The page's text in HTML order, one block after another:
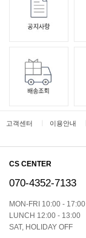
고객센터 이용안내
CS CENTER
070-4352-7133
MON-FRI 10:00 - 17:00
LUNCH 12:00 - 13:00
SAT, HOLIDAY OFF